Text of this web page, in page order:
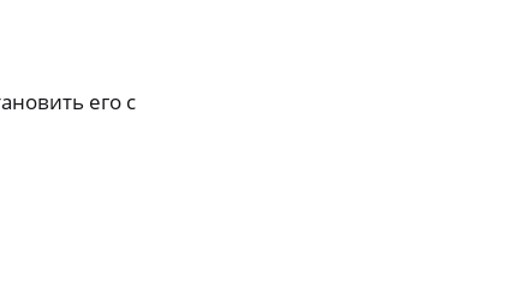
его с